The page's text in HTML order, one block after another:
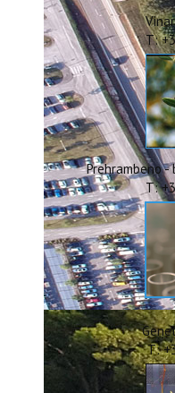
Akti Instituta
Linkovi
Kontakt
webmail
Popularizacija znanosti
ERASMUS+
HyPro4ST
DIGIAGRI
GreenTea
CIRCOLIVE
T:
Prehrambeno
T:
T: